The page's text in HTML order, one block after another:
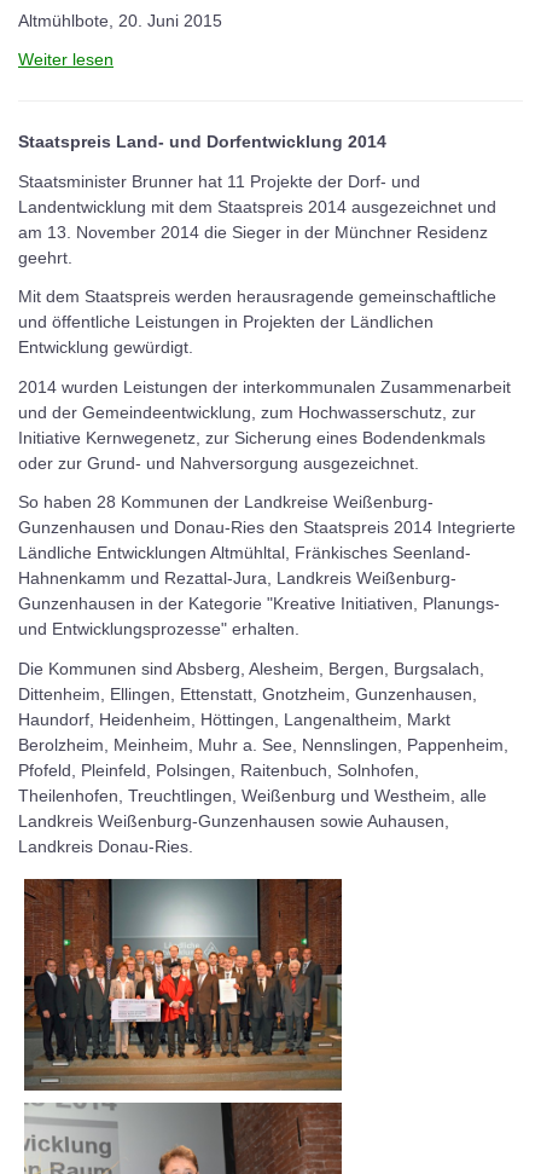
Altmühlbote, 20. Juni 2015
Weiter lesen
Staatspreis Land- und Dorfentwicklung 2014
Staatsminister Brunner hat 11 Projekte der Dorf- und
Landentwicklung mit dem Staatspreis 2014 ausgezeichnet und
am 13. November 2014 die Sieger in der Münchner Residenz
geehrt.
Mit dem Staatspreis werden herausragende gemeinschaftliche
und öffentliche Leistungen in Projekten der Ländlichen
Entwicklung gewürdigt.
2014 wurden Leistungen der interkommunalen Zusammenarbeit
und der Gemeindeentwicklung, zum Hochwasserschutz, zur
Initiative Kernwegenetz, zur Sicherung eines Bodendenkmals
oder zur Grund- und Nahversorgung ausgezeichnet.
So haben 28 Kommunen der Landkreise Weißenburg-
Gunzenhausen und Donau-Ries den Staatspreis 2014 Integrierte
Ländliche Entwicklungen Altmühltal, Fränkisches Seenland-
Hahnenkamm und Rezattal-Jura, Landkreis Weißenburg-
Gunzenhausen in der Kategorie "Kreative Initiativen, Planungs-
und Entwicklungsprozesse" erhalten.
Die Kommunen sind Absberg, Alesheim, Bergen, Burgsalach,
Dittenheim, Ellingen, Ettenstatt, Gnotzheim, Gunzenhausen,
Haundorf, Heidenheim, Höttingen, Langenaltheim, Markt
Berolzheim, Meinheim, Muhr a. See, Nennslingen, Pappenheim,
Pfofeld, Pleinfeld, Polsingen, Raitenbuch, Solnhofen,
Theilenhofen, Treuchtlingen, Weißenburg und Westheim, alle
Landkreis Weißenburg-Gunzenhausen sowie Auhausen,
Landkreis Donau-Ries.